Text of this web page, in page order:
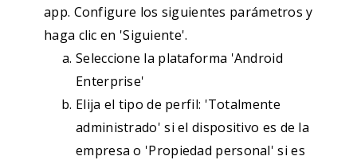
app. Configure los siguientes parámetros y
haga clic en 'Siguiente'.
Seleccione la plataforma 'Android
Enterprise'
Elija el tipo de perfil: 'Totalmente
administrado' si el dispositivo es de la
empresa o 'Propiedad personal' si es